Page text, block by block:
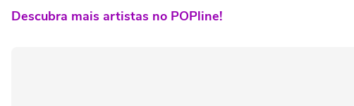
Descubra mais artistas no POPline!